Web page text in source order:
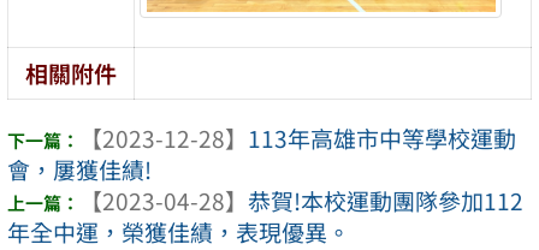
相關附件
【2023-12-28】 113年高雄市中等學校運動
會，屢獲佳績!
【2023-04-28】 恭賀!本校運動團隊參加112
年全中運，榮獲佳績，表現優異。